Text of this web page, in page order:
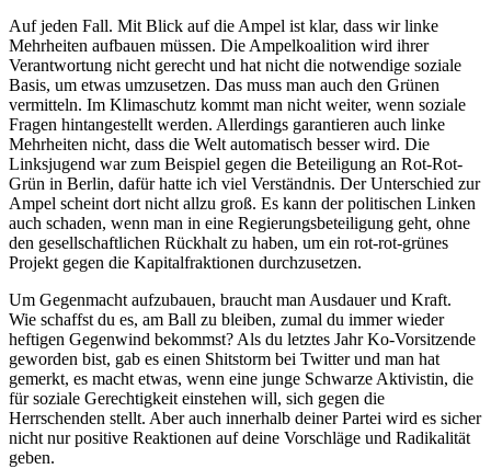
Auf jeden Fall. Mit Blick auf die Ampel ist klar, dass wir linke
Mehrheiten aufbauen müssen. Die Ampelkoalition wird ihrer
Verantwortung nicht gerecht und hat nicht die notwendige soziale
Basis, um etwas umzusetzen. Das muss man auch den Grünen
vermitteln. Im Klimaschutz kommt man nicht weiter, wenn soziale
Fragen hintangestellt werden. Allerdings garantieren auch linke
Mehrheiten nicht, dass die Welt automatisch besser wird. Die
Linksjugend war zum Beispiel gegen die Beteiligung an Rot-Rot-
Grün in Berlin, dafür hatte ich viel Verständnis. Der Unterschied zur
Ampel scheint dort nicht allzu groß. Es kann der politischen Linken
auch schaden, wenn man in eine Regierungsbeteiligung geht, ohne
den gesellschaftlichen Rückhalt zu haben, um ein rot-rot-grünes
Projekt gegen die Kapitalfraktionen durchzusetzen.
Um Gegenmacht aufzubauen, braucht man Ausdauer und Kraft.
Wie schaffst du es, am Ball zu bleiben, zumal du immer wieder
heftigen Gegenwind bekommst? Als du letztes Jahr Ko-Vorsitzende
geworden bist, gab es einen Shitstorm bei Twitter und man hat
gemerkt, es macht etwas, wenn eine junge Schwarze Aktivistin, die
für soziale Gerechtigkeit einstehen will, sich gegen die
Herrschenden stellt. Aber auch innerhalb deiner Partei wird es sicher
nicht nur positive Reaktionen auf deine Vorschläge und Radikalität
geben.